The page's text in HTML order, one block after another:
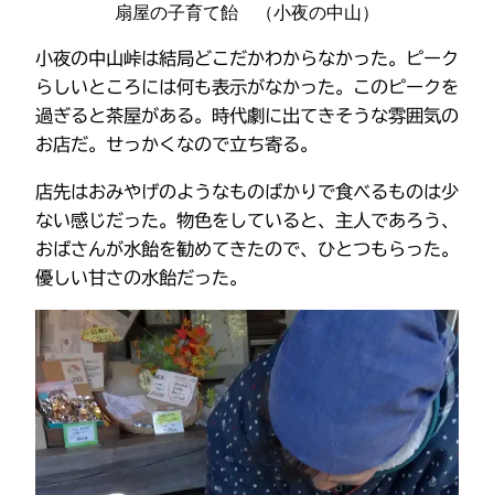
扇屋の子育て飴 （小夜の中山）
小夜の中山峠は結局どこだかわからなかった。ピーク
らしいところには何も表示がなかった。このピークを
過ぎると茶屋がある。時代劇に出てきそうな雰囲気の
お店だ。せっかくなので立ち寄る。
店先はおみやげのようなものばかりで食べるものは少
ない感じだった。物色をしていると、主人であろう、
おばさんが水飴を勧めてきたので、ひとつもらった。
優しい甘さの水飴だった。